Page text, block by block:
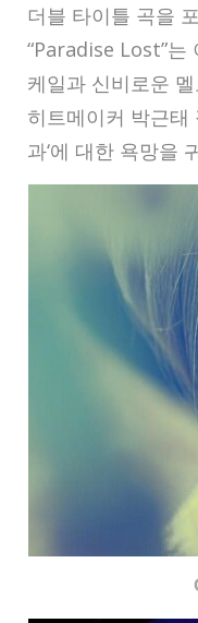
더블 타이틀 곡을
“Paradise Lost”는
케일과 신비로운
히트메이커 박근
과‘에 대한 욕망을